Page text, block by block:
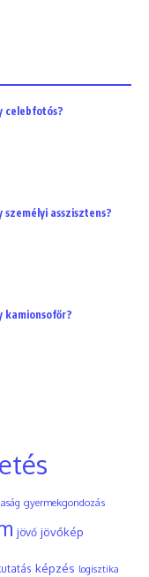
celebfotós?
személyi asszisztens?
kamionsofőr?
gyermekgondozás
jövő jövőkép
képzés logisztika